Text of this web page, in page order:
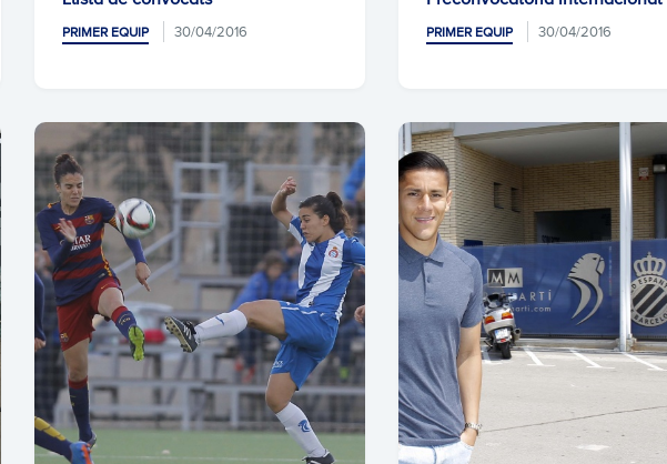
PRIMER EQUIP 30/04/2016 PRIMER EQUIP 30/04/2016